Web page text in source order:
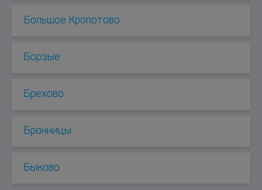
Большое Кропотово
Борзые
Брехово
Бронницы
Быково